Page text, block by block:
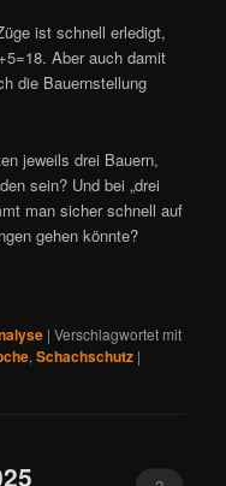
ist schnell erledigt,
Aber auch damit
die Bauernstellung
jeweils drei Bauern,
sein? Und bei „drei
man sicher schnell auf
gehen könnte?
|Verschlagwortet mit
,Schachschutz |